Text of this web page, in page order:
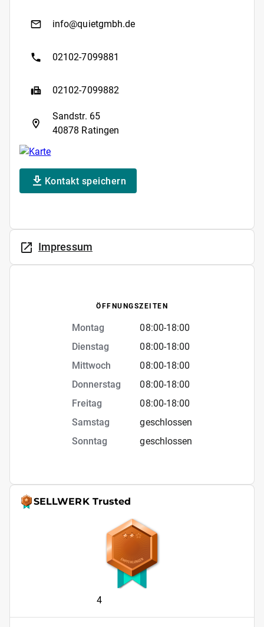
info@quietgmbh.de
02102-7099881
02102-7099882
Sandstr. 65
40878 Ratingen
Kontakt speichern
Impressum
ÖFFNUNGSZEITEN
Montag 08:00-18:00
Dienstag
08:00-18:00
Mittwoch
08:00-18:00
Donnerstag
08:00-18:00
Freitag
08:00-18:00
Samstag
geschlossen
Sonntag
geschlossen
SELLWERK Trusted
4